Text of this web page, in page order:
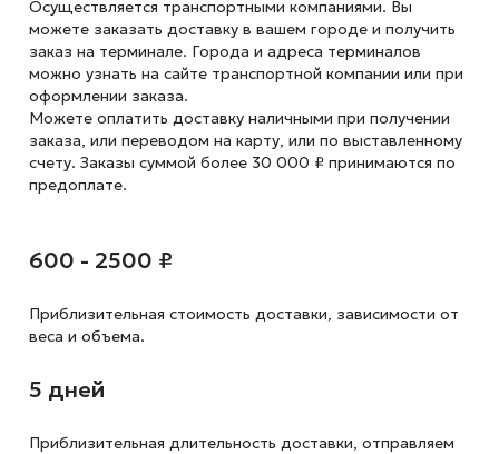
Осуществляется транспортными компаниями. Вы
можете заказать доставку в вашем городе и получить
заказ на терминале. Города и адреса терминалов
можно узнать на сайте транспортной компании или при
оформлении заказа.
Можете оплатить доставку наличными при получении
заказа, или переводом на карту, или по выставленному
счету. Заказы суммой более 30 000 ₽ принимаются по
предоплате.
600 - 2500 ₽
Приблизительная стоимость доставки, зависимости от
веса и объема.
5 дней
Приблизительная длительность доставки, отправляем